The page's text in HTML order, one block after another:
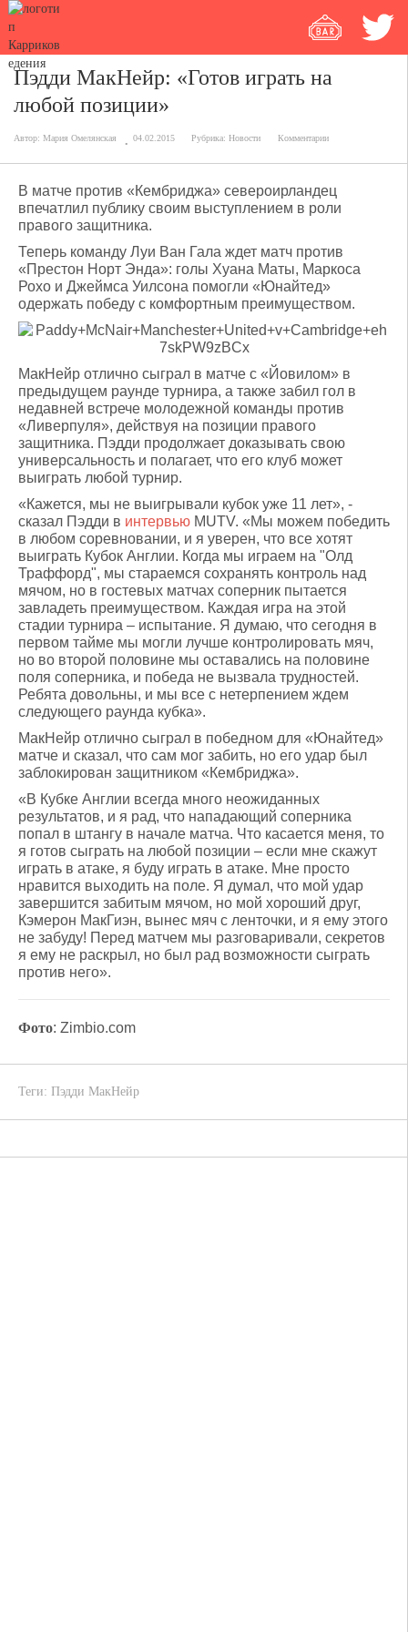
Пэдди МакНейр: «Готов играть на
любой позиции»
Автор: Мария Омелянская 04.02.2015 Рубрика: Новости Комментарии
В матче против «Кембриджа» североирландец
впечатлил публику своим выступлением в роли
правого защитника.
Теперь команду Луи Ван Гала ждет матч против
«Престон Норт Энда»: голы Хуана Маты, Маркоса
Рохо и Джеймса Уилсона помогли «Юнайтед»
одержать победу с комфортным преимуществом.
МакНейр отлично сыграл в матче с «Йовилом» в
предыдущем раунде турнира, а также забил гол в
недавней встрече молодежной команды против
«Ливерпуля», действуя на позиции правого
защитника. Пэдди продолжает доказывать свою
универсальность и полагает, что его клуб может
выиграть любой турнир.
«Кажется, мы не выигрывали кубок уже 11 лет», -
сказал Пэдди в интервью MUTV. «Мы можем победить
в любом соревновании, и я уверен, что все хотят
выиграть Кубок Англии. Когда мы играем на "Олд
Траффорд", мы стараемся сохранять контроль над
мячом, но в гостевых матчах соперник пытается
завладеть преимуществом. Каждая игра на этой
стадии турнира – испытание. Я думаю, что сегодня в
первом тайме мы могли лучше контролировать мяч,
но во второй половине мы оставались на половине
поля соперника, и победа не вызвала трудностей.
Ребята довольны, и мы все с нетерпением ждем
следующего раунда кубка».
МакНейр отлично сыграл в победном для «Юнайтед»
матче и сказал, что сам мог забить, но его удар был
заблокирован защитником «Кембриджа».
«В Кубке Англии всегда много неожиданных
результатов, и я рад, что нападающий соперника
попал в штангу в начале матча. Что касается меня, то
я готов сыграть на любой позиции – если мне скажут
играть в атаке, я буду играть в атаке. Мне просто
нравится выходить на поле. Я думал, что мой удар
завершится забитым мячом, но мой хороший друг,
Кэмерон МакГиэн, вынес мяч с ленточки, и я ему этого
не забуду! Перед матчем мы разговаривали, секретов
я ему не раскрыл, но был рад возможности сыграть
против него».
Фото: Zimbio.com
Теги: Пэдди МакНейр